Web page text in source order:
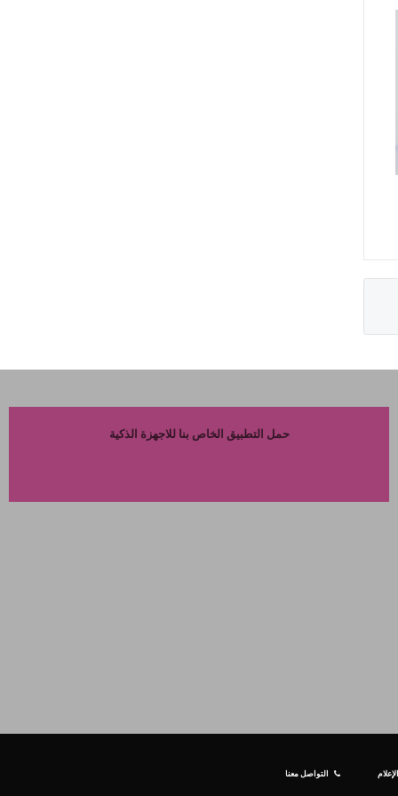
حمل التطبيق الخاص بنا للاجهزة الذكية
التواصل معنا